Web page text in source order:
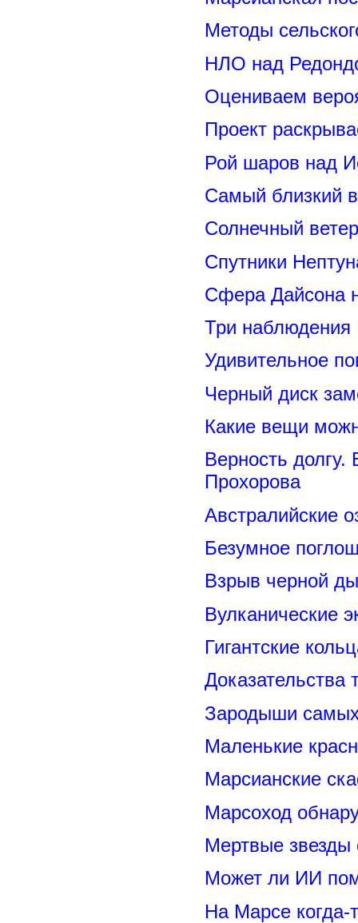
Методы
НЛО над
Оцениваем
Проект
Рой шаров над
Самый близкий
Солнечный
Спутники
Сфера Дайсона
Три
Удивительное
Черный диск
Какие вещи
Верность
Прохорова
Австралийские
Безумное
Взрыв черной
Вулканические
Гигантские
Доказательства
Зародыши самых
Маленькие
Марсианские
Марсоход
Мертвые звезды
Может ли ИИ
На Марсе когда-